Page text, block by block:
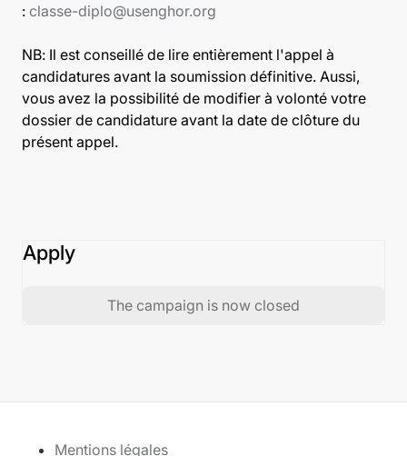
: classe-diplo@usenghor.org
NB: Il est conseillé de lire entièrement l'appel à
candidatures avant la soumission définitive. Aussi,
vous avez la possibilité de modifier à volonté votre
dossier de candidature avant la date de clôture du
présent appel.
Apply
The campaign is now closed
Mentions légales